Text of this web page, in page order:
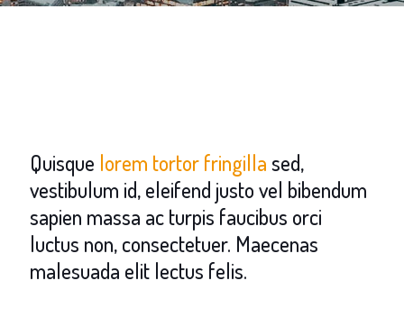
Quisque lorem tortor fringillased,
vestibulum id, eleifend justo vel bibendum
sapien massa ac turpis faucibus orci
luctus non, consectetuer. Maecenas
malesuada elit lectus felis.